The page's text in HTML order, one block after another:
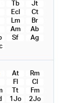
Tb
Jt
Ecl
Ct
Lm
Br
Am
Ab
Sf
Ag
At
Rm
Fl
Cl
Tt
Fm
1Jo
2Jo